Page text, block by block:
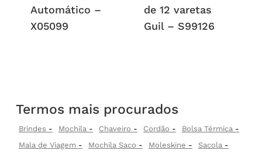
Automático –
X05099
de 12 varetas
Guil – S99126
Termos mais procurados
Brindes Mochila Chaveiro Cordão
Bolsa Térmica
Mala de Viagem
Mochila Saco Moleskine
Sacola